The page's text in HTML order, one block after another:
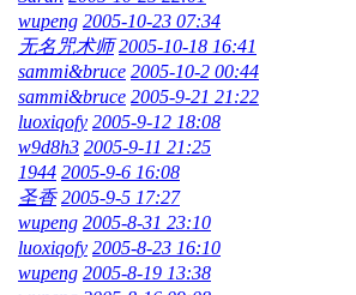
wupeng 2005-10-23 07:34
无名咒术师 2005-10-18 16:41
sammi&bruce 2005-10-2 00:44
sammi&bruce 2005-9-21 21:22
luoxiqofy 2005-9-12 18:08
w9d8h3 2005-9-11 21:25
1944 2005-9-6 16:08
圣香 2005-9-5 17:27
wupeng 2005-8-31 23:10
luoxiqofy 2005-8-23 16:10
wupeng 2005-8-19 13:38